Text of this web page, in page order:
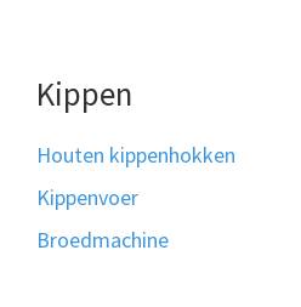
Kippen
Houten kippenhokken
Kippenvoer
Broedmachine